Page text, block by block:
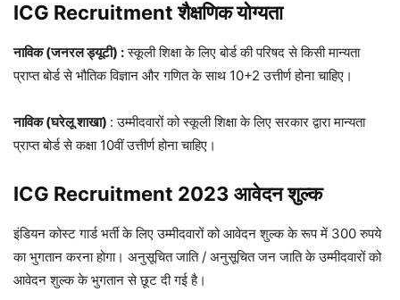
ICG Recruitment शैक्षणिक योग्यता
नाविक (जनरल ड्यूटी) :स्कूली शिक्षा के लिए बोर्ड की परिषद से किसी मान्यता
प्राप्त बोर्ड से भौतिक विज्ञान और गणित के साथ 10+2 उत्तीर्ण होना चाहिए।
नाविक (घरेलू शाखा) : उम्मीदवारों को स्कूली शिक्षा के लिए सरकार द्वारा मान्यता
प्राप्त बोर्ड से कक्षा 10वीं उत्तीर्ण होना चाहिए।
ICG Recruitment 2023 आवेदन शुल्क
इंडियन कोस्ट गार्ड भर्ती के लिए उम्मीदवारों को आवेदन शुल्क के रूप में 300 रुपये
का भुगतान करना होगा। अनुसूचित जाति / अनुसूचित जन जाति के उम्मीदवारों को
आवेदन शुल्क के भुगतान से छूट दी गई है।